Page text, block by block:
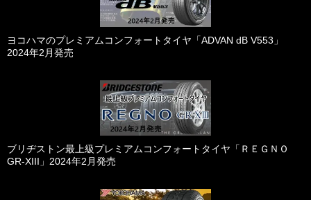
ヨコハマのプレミアムコンフォートタイヤ「ADVAN dB V553」
2024年2月発売
ブリヂストン最上級プレミアムコンフォートタイヤ「ＲＥＧＮＯ
GR-XIII」2024年2月発売